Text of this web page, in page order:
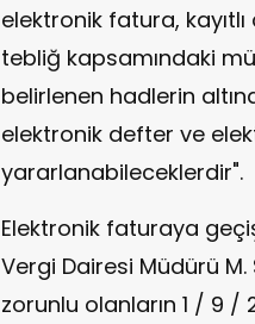
elektronik fatura,
tebliğ kapsamındaki
belirlenen hadlerin
elektronik defter ve
yararlanabileceklerdir".
Elektronik faturaya
Vergi Dairesi Müdürü
zorunlu olanların 1 / 9 /